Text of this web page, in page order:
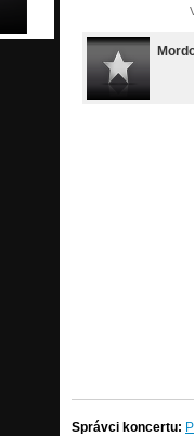
Správci koncertu: